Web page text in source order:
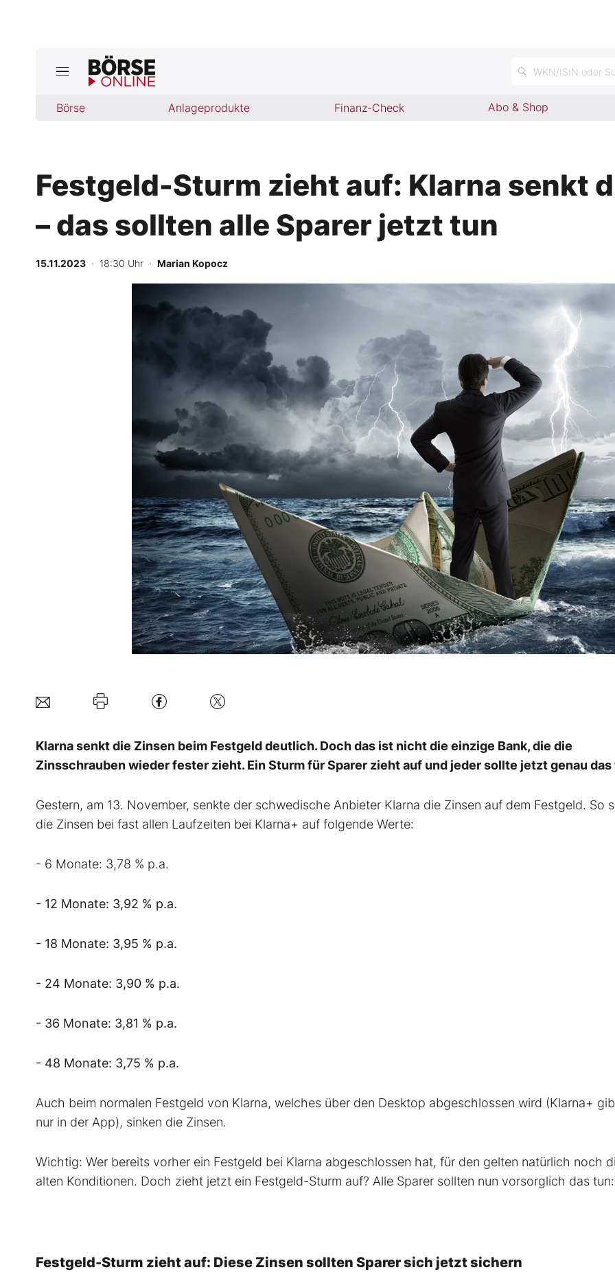
WKN/ISIN oder
Börse Anlageprodukte Finanz-Check Abo & Shop
Jetzt aktuelle Ausgabe BÖRSE ONLINE lesen
Anlageprodukte
Finanz-Check
Mein B:O
Mein Konto
Folgen Sie uns
Kontakt
Festgeld-Sturm zieht auf: Klarna senkt
– das sollten alle Sparer jetzt tun
15.11.2023 · 18:30 Uhr · Marian Kopocz
Klarna senkt die Zinsen beim Festgeld deutlich. Doch das ist nicht die einzige Bank, die die
Zinsschrauben wieder fester zieht. Ein Sturm für Sparer zieht auf und jeder sollte jetzt genau das
Gestern, am 13. November, senkte der schwedische Anbieter Klarna die Zinsen auf dem Festgeld. So
die Zinsen bei fast allen Laufzeiten bei Klarna+ auf folgende Werte:
- 6 Monate: 3,78 % p.a.
- 12 Monate: 3,92 % p.a.
- 18 Monate: 3,95 % p.a.
- 24 Monate: 3,90 % p.a.
- 36 Monate: 3,81 % p.a.
- 48 Monate: 3,75 % p.a.
Auch beim normalen Festgeld von Klarna, welches über den Desktop abgeschlossen wird (Klarna+
nur in der App), sinken die Zinsen.
Wichtig: Wer bereits vorher ein Festgeld bei Klarna abgeschlossen hat, für den gelten natürlich noch
alten Konditionen. Doch zieht jetzt ein Festgeld-Sturm auf? Alle Sparer sollten nun vorsorglich das tun:
Festgeld-Sturm zieht auf: Diese Zinsen sollten Sparer sich jetzt sichern